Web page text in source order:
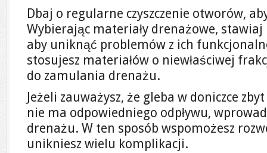
Dbaj o regularne czyszczenie otworów,
Wybierając materiały drenażowe,
aby uniknąć problemów z ich
stosujesz materiałów o niewłaściwej
do zamulania drenażu.
Jeżeli zauważysz, że gleba w doniczce
nie ma odpowiedniego odpływu,
drenażu. W ten sposób wspomożesz
unikniesz wielu komplikacji.